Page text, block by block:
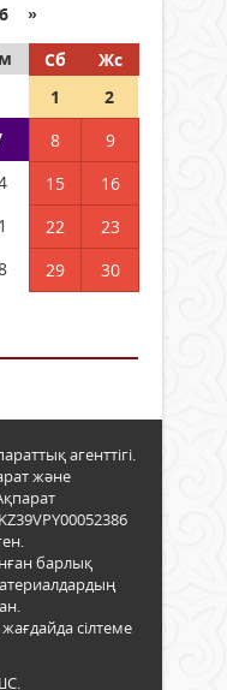
»
Сб
Жс
1
2
8
9
15
16
22
23
29
30
агенттігі.
және
барлық
сілтеме